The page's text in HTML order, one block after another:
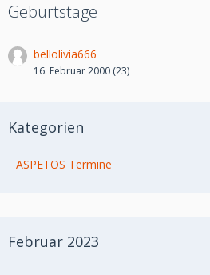
Geburtstage
bellolivia666
16. Februar 2000 (23)
Kategorien
ASPETOS Termine
Februar 2023